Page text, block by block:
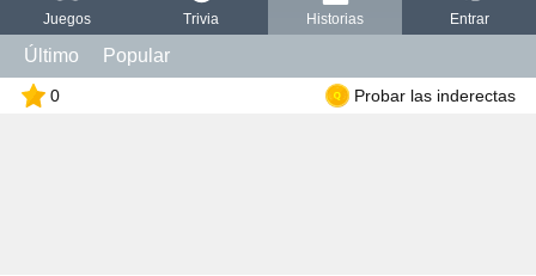
Juegos Trivia Historias Entrar
Último Popular
0 Probar las inderectas